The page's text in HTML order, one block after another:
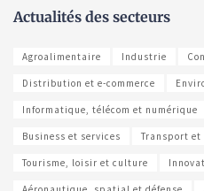
Actualités des secteurs
Agroalimentaire Industrie
Distribution et e-commerce
Informatique, télécom et numérique
Business et services Transport
Tourisme, loisir et culture